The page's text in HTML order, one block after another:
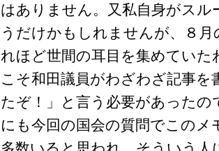
はありません。又私自身がス
うだけかもしれませんが、８
れほど世間の耳目を集めてい
こそ和田議員がわざわざ記事を
たぞ！」と言う必要があったの
にも今回の国会の質問でこのメ